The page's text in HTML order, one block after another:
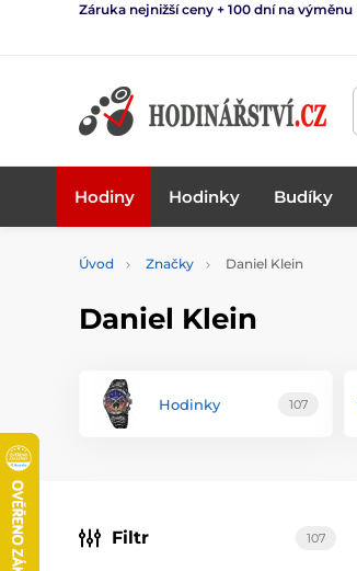
Záruka nejnižší ceny + 100 dní na výměnu
Hodiny Hodinky Budíky
Úvod Značky Daniel Klein
Daniel Klein
Hodinky 107
Filtr 107